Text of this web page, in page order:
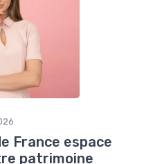
France espace
patrimoine